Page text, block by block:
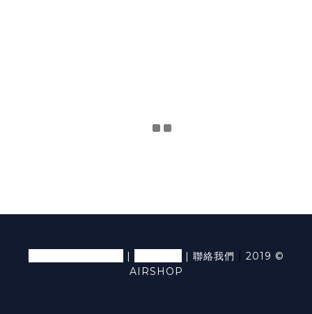
| | 聯絡我們
2019 ©
AIRSHOP